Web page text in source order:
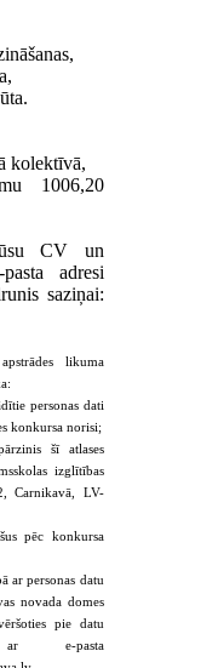
kolektīvā,
1006,20
CV un
adresi
saziņai:
likuma
personas dati
konkursa norisi;
šī atlases
izglītības
Carnikavā, LV-
pēc konkursa
ar personas datu
novada domes
pie datu
ar e-pasta